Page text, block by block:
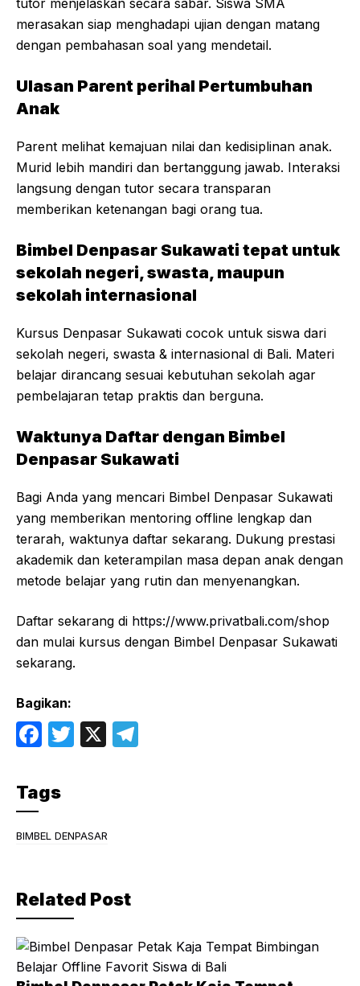
tutor menjelaskan secara sabar. Siswa SMA
merasakan siap menghadapi ujian dengan matang
dengan pembahasan soal yang mendetail.
Ulasan Parent perihal Pertumbuhan
Anak
Parent melihat kemajuan nilai dan kedisiplinan anak.
Murid lebih mandiri dan bertanggung jawab. Interaksi
langsung dengan tutor secara transparan
memberikan ketenangan bagi orang tua.
Bimbel Denpasar Sukawati tepat untuk
sekolah negeri, swasta, maupun
sekolah internasional
Kursus Denpasar Sukawati cocok untuk siswa dari
sekolah negeri, swasta & internasional di Bali. Materi
belajar dirancang sesuai kebutuhan sekolah agar
pembelajaran tetap praktis dan berguna.
Waktunya Daftar dengan Bimbel
Denpasar Sukawati
Bagi Anda yang mencari Bimbel Denpasar Sukawati
yang memberikan mentoring offline lengkap dan
terarah, waktunya daftar sekarang. Dukung prestasi
akademik dan keterampilan masa depan anak dengan
metode belajar yang rutin dan menyenangkan.
Daftar sekarang di https://www.privatbali.com/shop
dan mulai kursus dengan Bimbel Denpasar Sukawati
sekarang.
Bagikan:
F
c
e
b
o
k
T
X
Tags
BIMBEL DENPASAR
Related Post